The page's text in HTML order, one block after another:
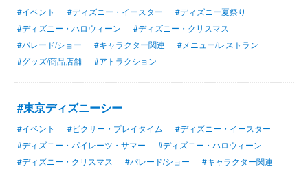
#イベント #ディズニー・イースター
#ディズニー夏祭り
#ディズニー・ハロウィーン
#ディズニー・クリスマス
#パレード/ショー
#キャラクター関連
#メニュー/レストラン
#グッズ/商品店舗
#アトラクション
#東京ディズニーシー
#イベント #ピクサー・プレイタイム
#ディズニー・イースター
#ディズニー・パイレーツ・サマー
#ディズニー・ハロウィーン
#ディズニー・クリスマス
#パレード/ショー
#キャラクター関連